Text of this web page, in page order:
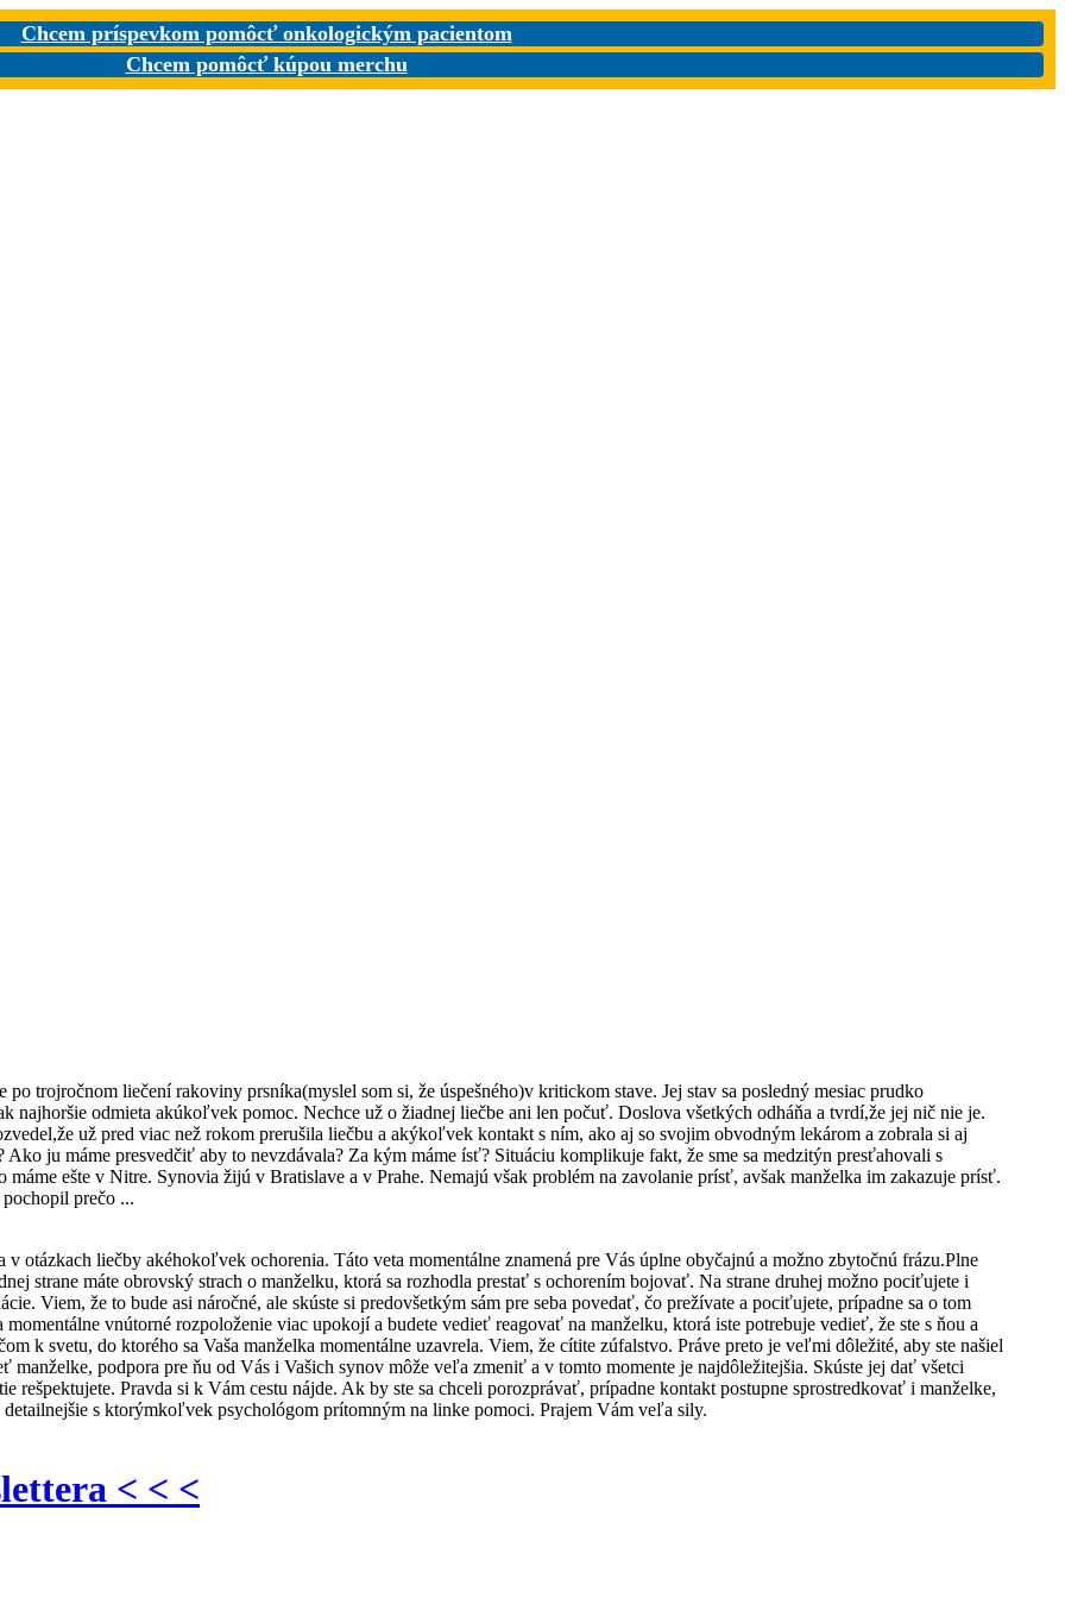
Chcem príspevkom pomôcť onkologickým pacientom
Chcem pomôcť kúpou merchu
trojročnom liečení rakoviny prsníka(myslel som si, že úspešného)v kritickom stave. Jej stav sa posledný mesiac prudko
najhoršie odmieta akúkoľvek pomoc. Nechce už o žiadnej liečbe ani len počuť. Doslova všetkých odháňa a tvrdí,že jej nič nie je.
už pred viac než rokom prerušila liečbu a akýkoľvek kontakt s ním, ako aj so svojim obvodným lekárom a zobrala si aj
ju máme presvedčiť aby to nevzdávala? Za kým máme ísť? Situáciu komplikuje fakt, že sme sa medzitýn presťahovali s
ešte v Nitre. Synovia žijú v Bratislave a v Prahe. Nemajú však problém na zavolanie prísť, avšak manželka im zakazuje prísť.
prečo ...
otázkach liečby akéhokoľvek ochorenia. Táto veta momentálne znamená pre Vás úplne obyčajnú a možno zbytočnú frázu.Plne
strane máte obrovský strach o manželku, ktorá sa rozhodla prestať s ochorením bojovať. Na strane druhej možno pociťujete i
Viem, že to bude asi náročné, ale skúste si predovšetkým sám pre seba povedať, čo prežívate a pociťujete, prípadne sa o tom
vnútorné rozpoloženie viac upokojí a budete vedieť reagovať na manželku, ktorá iste potrebuje vedieť, že ste s ňou a
k svetu, do ktorého sa Vaša manželka momentálne uzavrela. Viem, že cítite zúfalstvo. Práve preto je veľmi dôležité, aby ste našiel
manželke, podpora pre ňu od Vás i Vašich synov môže veľa zmeniť a v tomto momente je najdôležitejšia. Skúste jej dať všetci
rešpektujete. Pravda si k Vám cestu nájde. Ak by ste sa chceli porozprávať, prípadne kontakt postupne sprostredkovať i manželke,
s ktorýmkoľvek psychológom prítomným na linke pomoci. Prajem Vám veľa sily.
< < <